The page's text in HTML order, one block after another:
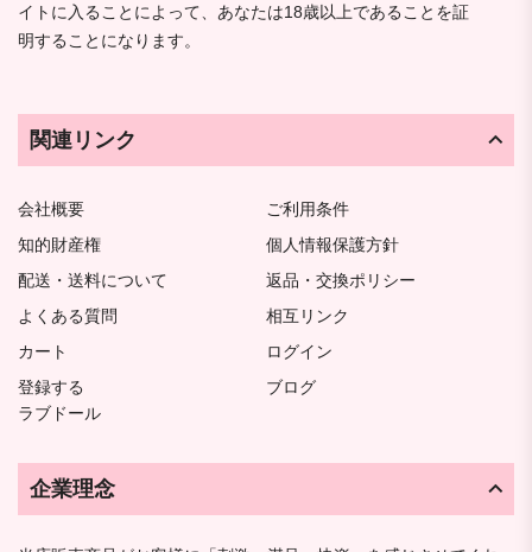
イトに入ることによって、あなたは18歳以上であることを証
明することになります。
関連リンク
会社概要
ご利用条件
知的財産権
個人情報保護方針
配送・送料について
返品・交換ポリシー
よくある質問
相互リンク
カート
ログイン
登録する
ブログ
ラブドール
企業理念